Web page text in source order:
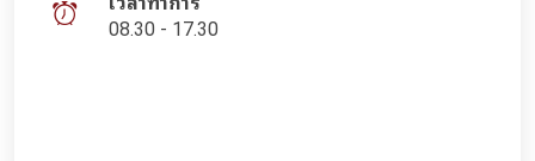
08.30 - 17.30